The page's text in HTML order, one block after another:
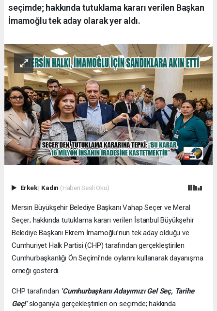
seçimde; hakkında tutuklama kararı verilen Başkan
İmamoğlu tek aday olarak yer aldı.
Erkek| Kadın (Haberi Sesli Oku)
Mersin Büyükşehir Belediye Başkanı Vahap Seçer ve Meral
Seçer; hakkında tutuklama kararı verilen İstanbul Büyükşehir
Belediye Başkanı Ekrem İmamoğlu’nun tek aday olduğu ve
Cumhuriyet Halk Partisi (CHP) tarafından gerçekleştirilen
Cumhurbaşkanlığı Ön Seçimi’nde oylarını kullanarak dayanışma
örneği gösterdi.
CHP tarafından ‘Cumhurbaşkanı Adayımızı Gel Seç, Tarihe
Geç!’sloganıyla gerçekleştirilen ön seçimde; hakkında